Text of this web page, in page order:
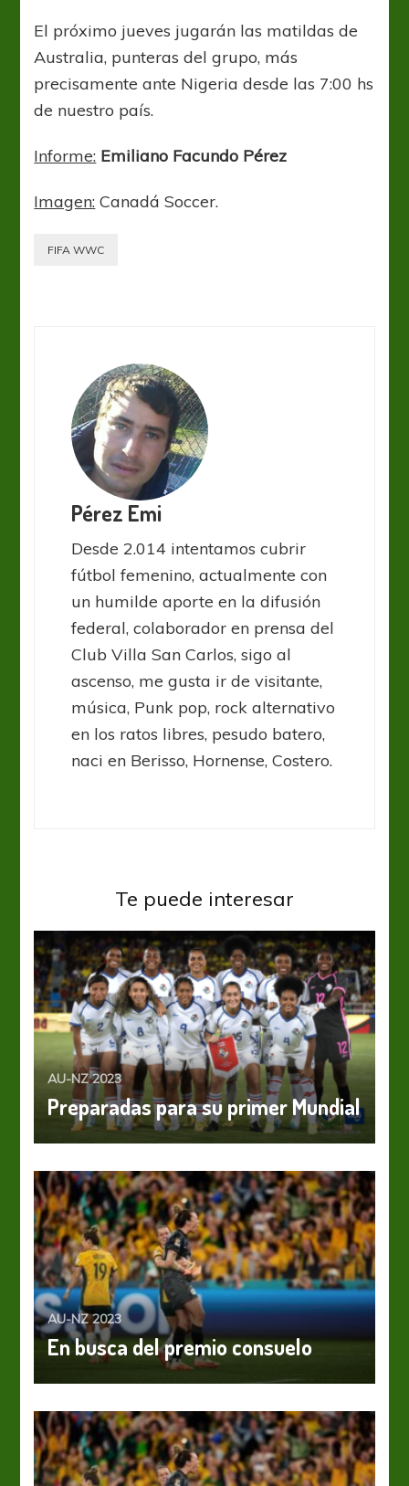
El próximo jueves jugarán las matildas de
Australia, punteras del grupo, más
precisamente ante Nigeria desde las 7:00 hs
de nuestro país.
Informe: Emiliano Facundo Pérez
Imagen: Canadá Soccer.
FIFA WWC
Pérez Emi
Desde 2.014 intentamos cubrir
fútbol femenino, actualmente con
un humilde aporte en la difusión
federal, colaborador en prensa del
Club Villa San Carlos, sigo al
ascenso, me gusta ir de visitante,
música, Punk pop, rock alternativo
en los ratos libres, pesudo batero,
naci en Berisso, Hornense, Costero.
Te puede interesar
AU-NZ 2023
Preparadas para su primer Mundial
AU-NZ 2023
En busca del premio consuelo